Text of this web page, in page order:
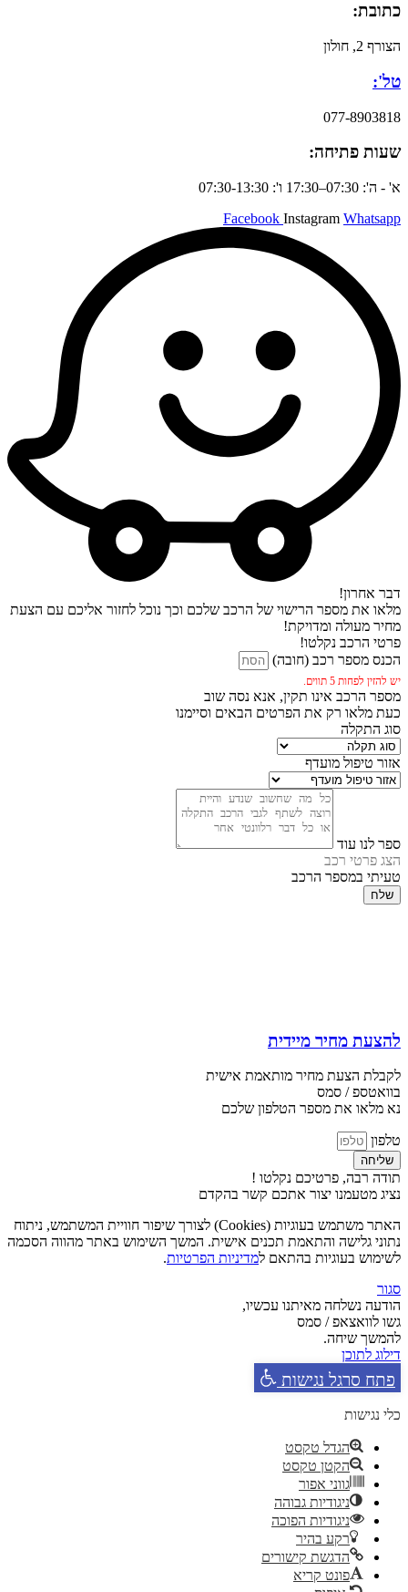
כתובת:
הצורף 2, חולון
טל':
077-8903818
שעות פתיחה:
א' - ה': 07:30–17:30 ו': 07:30-13:30
Facebook Instagram Whatsapp
דבר אחרון!
מלאו את מספר הרישוי של הרכב שלכם וכך נוכל לחזור אליכם עם הצעת
מחיר מעולה ומדויקת!
פרטי הרכב נקלטו!
הכנס מספר רכב (חובה)
יש להזין לפחות 5 תווים.
מספר הרכב אינו תקין, אנא נסה שוב
כעת מלאו רק את הפרטים הבאים וסיימנו
סוג התקלה
אזור טיפול מועדף
ספר לנו עוד
הצג פרטי רכב
טעיתי במספר הרכב
שלח
להצעת מחיר מיידית
לקבלת הצעת מחיר מותאמת אישית
בוואטספ / סמס
נא מלאו את מספר הטלפון שלכם
טלפון
שליחה
תודה רבה, פרטיכם נקלטו !
נציג מטעמנו יצור אתכם קשר בהקדם
האתר משתמש בעוגיות (Cookies) לצורך שיפור חוויית המשתמש, ניתוח
נתוני גלישה והתאמת תכנים אישית. המשך השימוש באתר מהווה הסכמה
לשימוש בעוגיות בהתאם למדיניות הפרטיות.
סגור
הודעה נשלחה מאיתנו עכשיו,
גשו לוואצאפ / סמס
להמשך שיחה.
דילוג לתוכן
פתח סרגל נגישות
כלי נגישות
הגדל טקסט
הקטן טקסט
גווני אפור
ניגודיות גבוהה
ניגודיות הפוכה
רקע בהיר
הדגשת קישורים
פונט קריא